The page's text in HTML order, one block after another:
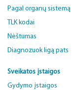
Pagal organų sistemą
TLK kodai
Nėštumas
Diagnozuok ligą pats
Sveikatos įstaigos
Gydymo įstaigos